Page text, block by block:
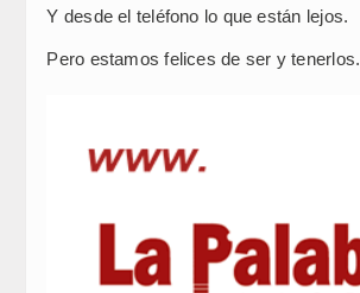
Y desde el teléfono lo que están lejos.
Pero estamos felices de ser y tenerlos.